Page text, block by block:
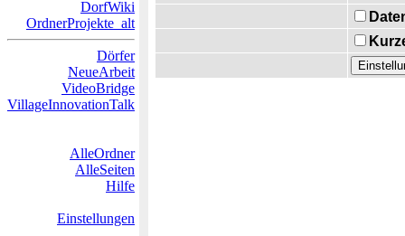
DorfWiki
OrdnerProjekte_alt
Dörfer
NeueArbeit
VideoBridge
VillageInnovationTalk
AlleOrdner
AlleSeiten
Hilfe
Einstellungen